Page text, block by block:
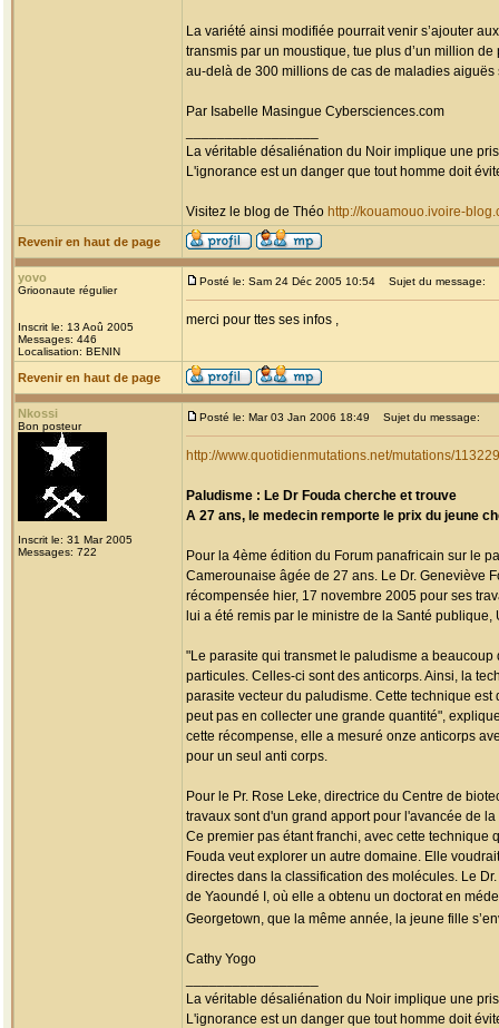
La variété ainsi modifiée pourrait venir s’ajouter
transmis par un moustique, tue plus d’un million
au-delà de 300 millions de cas de maladies
Par Isabelle Masingue Cybersciences.com
La véritable désaliénation du Noir implique une
L'ignorance est un danger que tout homme doit
Visitez le blog de Théo http://kouamouo.ivoire-
Revenir en haut de page
yovo
Grioonaute régulier
Inscrit le: 13 Aoû 2005
Messages: 446
Localisation: BENIN
Posté le: Sam 24 Déc 2005 10:54 Sujet du message:
merci pour ttes ses infos ,
Revenir en haut de page
Nkossi
Bon posteur
Inscrit le: 31 Mar 2005
Messages: 722
Posté le: Mar 03 Jan 2006 18:49 Sujet du message:
http://www.quotidienmutations.net/mutations/
Paludisme : Le Dr Fouda cherche et trouve
A 27 ans, le medecin remporte le prix du jeune
Pour la 4ème édition du Forum panafricain sur le
Camerounaise âgée de 27 ans. Le Dr. Geneviève
récompensée hier, 17 novembre 2005 pour ses
lui a été remis par le ministre de la Santé
"Le parasite qui transmet le paludisme a
particules. Celles-ci sont des anticorps. Ainsi, la
parasite vecteur du paludisme. Cette technique
peut pas en collecter une grande quantité",
cette récompense, elle a mesuré onze anticorps
pour un seul anti corps.
Pour le Pr. Rose Leke, directrice du Centre de
travaux sont d'un grand apport pour l'avancée de
Ce premier pas étant franchi, avec cette
Fouda veut explorer un autre domaine. Elle
directes dans la classification des molécules. Le
de Yaoundé I, où elle a obtenu un doctorat en
Georgetown, que la même année, la jeune fille
Cathy Yogo
La véritable désaliénation du Noir implique une
L'ignorance est un danger que tout homme doit